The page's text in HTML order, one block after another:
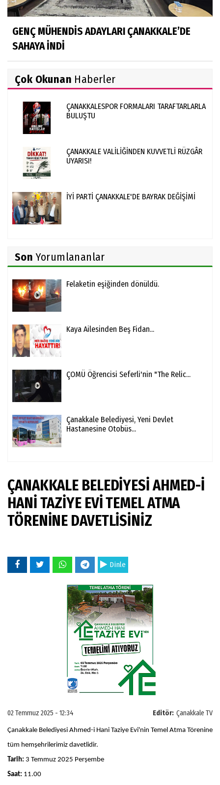
GENÇ MÜHENDİS ADAYLARI ÇANAKKALE’DE
SAHAYA İNDİ
Çok Okunan Haberler
ÇANAKKALESPOR FORMALARI TARAFTARLARLA
BULUŞTU
ÇANAKKALE VALİLİĞİNDEN KUVVETLİ RÜZGÂR
UYARISI!
İYİ PARTİ ÇANAKKALE'DE BAYRAK DEĞİŞİMİ
Son Yorumlananlar
Felaketin eşiğinden dönüldü.
Kaya Ailesinden Beş Fidan...
ÇOMÜ Öğrencisi Seferli'nin "The Relic...
Çanakkale Belediyesi, Yeni Devlet
Hastanesine Otobüs...
ÇANAKKALE BELEDİYESİ AHMED-İ
HANİ TAZİYE EVİ TEMEL ATMA
TÖRENİNE DAVETLİSİNİZ
Dinle
Editör: Çanakkale TV
02 Temmuz 2025 - 12:34
Çanakkale Belediyesi Ahmed-i Hani Taziye Evi'nin Temel Atma Törenine
tüm hemşehrilerimiz davetlidir.
Tarih: 3 Temmuz 2025 Perşembe
Saat: 11.00